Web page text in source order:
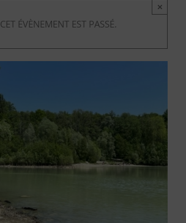
CET ÉVÈNEMENT EST PASSÉ.
×